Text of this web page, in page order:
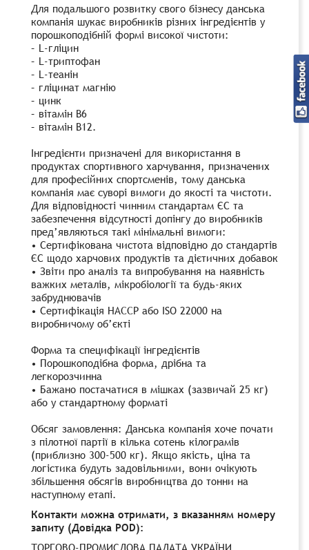
Для подальшого розвитку свого бізнесу данська
компанія шукає виробників різних інгредієнтів у
порошкоподібній формі високої чистоти:
– L-гліцин
– L-триптофан
– L-теанін
– гліцинат магнію
– цинк
– вітамін B6
– вітамін B12.
Інгредієнти призначені для використання в
продуктах спортивного харчування, призначених
для професійних спортсменів, тому данська
компанія має суворі вимоги до якості та чистоти.
Для відповідності чинним стандартам ЄС та
забезпечення відсутності допінгу до виробників
пред’являються такі мінімальні вимоги:
• Сертифікована чистота відповідно до стандартів
ЄС щодо харчових продуктів та дієтичних добавок
• Звіти про аналіз та випробування на наявність
важких металів, мікробіології та будь-яких
забруднювачів
• Сертифікація HACCP або ISO 22000 на
виробничому об’єкті
Форма та специфікації інгредієнтів
• Порошкоподібна форма, дрібна та
легкорозчинна
• Бажано постачатися в мішках (зазвичай 25 кг)
або у стандартному форматі
Обсяг замовлення: Данська компанія хоче почати
з пілотної партії в кілька сотень кілограмів
(приблизно 300-500 кг). Якщо якість, ціна та
логістика будуть задовільними, вони очікують
збільшення обсягів виробництва до тонни на
наступному етапі.
Контакти можна отримати, з вказанням номеру
запиту (Довідка POD):
ТОРГОВО-ПРОМИСЛОВА ПАЛАТА УКРАЇНИ